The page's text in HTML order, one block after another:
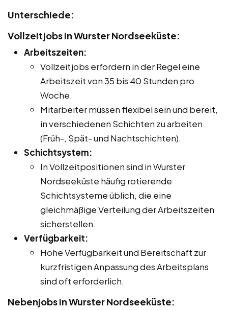
Unterschiede:
Vollzeitjobs in Wurster Nordseeküste:
Arbeitszeiten:
Vollzeitjobs erfordern in der Regel eine
Arbeitszeit von 35 bis 40 Stunden pro
Woche.
Mitarbeiter müssen flexibel sein und bereit,
in verschiedenen Schichten zu arbeiten
(Früh-, Spät- und Nachtschichten).
Schichtsystem:
In Vollzeitpositionen sind in Wurster
Nordseeküste häufig rotierende
Schichtsysteme üblich, die eine
gleichmäßige Verteilung der Arbeitszeiten
sicherstellen.
Verfügbarkeit:
Hohe Verfügbarkeit und Bereitschaft zur
kurzfristigen Anpassung des Arbeitsplans
sind oft erforderlich.
Nebenjobs in Wurster Nordseeküste: